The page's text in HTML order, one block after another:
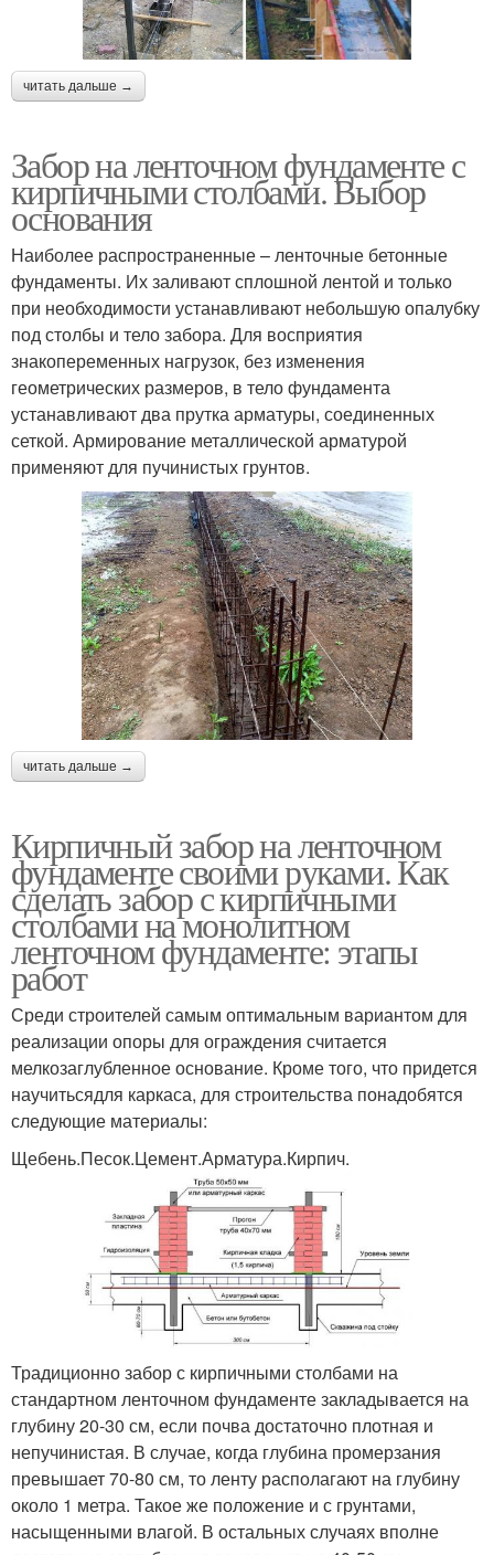
читать дальше →
Забор на ленточном фундаменте с
кирпичными столбами. Выбор
основания
Наиболее распространенные – ленточные бетонные
фундаменты. Их заливают сплошной лентой и только
при необходимости устанавливают небольшую опалубку
под столбы и тело забора. Для восприятия
знакопеременных нагрузок, без изменения
геометрических размеров, в тело фундамента
устанавливают два прутка арматуры, соединенных
сеткой. Армирование металлической арматурой
применяют для пучинистых грунтов.
читать дальше →
Кирпичный забор на ленточном
фундаменте своими руками. Как
сделать забор с кирпичными
столбами на монолитном
ленточном фундаменте: этапы
работ
Среди строителей самым оптимальным вариантом для
реализации опоры для ограждения считается
мелкозаглубленное основание. Кроме того, что придется
научитьсядля каркаса, для строительства понадобятся
следующие материалы:
Щебень.Песок.Цемент.Арматура.Кирпич.
Традиционно забор с кирпичными столбами на
стандартном ленточном фундаменте закладывается на
глубину 20-30 см, если почва достаточно плотная и
непучинистая. В случае, когда глубина промерзания
превышает 70-80 см, то ленту располагают на глубину
около 1 метра. Такое же положение и с грунтами,
насыщенными влагой. В остальных случаях вполне